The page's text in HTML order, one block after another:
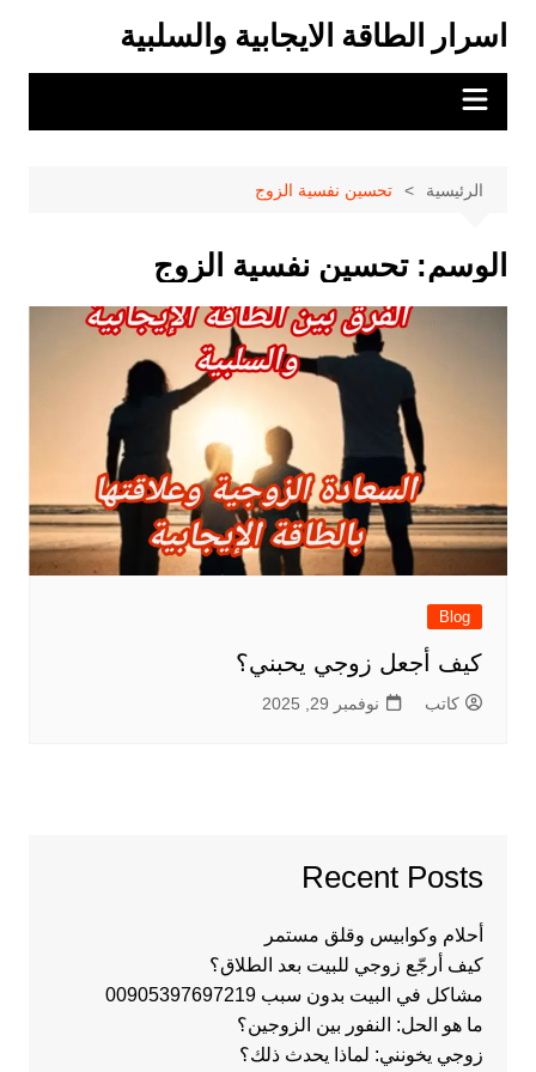
المحتوى
اسرار الطاقة الايجابية والسلبية
الرئيسية تحسين نفسية الزوج
الوسم:تحسين نفسية الزوج
Blog
كيف أجعل زوجي يحبني؟
كاتب نوفمبر 29, 2025
Recent Posts
أحلام وكوابيس وقلق مستمر
كيف أرجّع زوجي للبيت بعد الطلاق؟
مشاكل في البيت بدون سبب 00905397697219
ما هو الحل: النفور بين الزوجين؟
زوجي يخونني: لماذا يحدث ذلك؟